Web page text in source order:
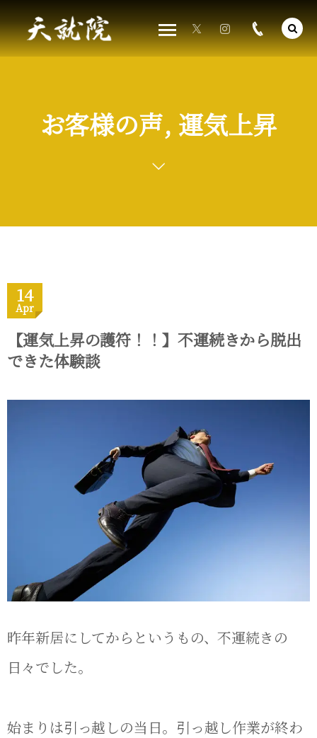
お客様の声, 運気上昇
14
Apr
【運気上昇の護符！！】不運続きから脱出
できた体験談
昨年新居にしてからというもの、不運続きの
日々でした。
始まりは引っ越しの当日。引っ越し作業が終わ